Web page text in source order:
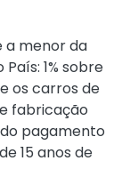
a menor da
1% sobre
os carros de
fabricação
pagamento
15 anos de